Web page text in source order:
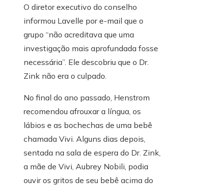
O diretor executivo do conselho
informou Lavelle por e-mail que o
grupo “não acreditava que uma
investigação mais aprofundada fosse
necessária”. Ele descobriu que o Dr.
Zink não era o culpado.
No final do ano passado, Henstrom
recomendou afrouxar a língua, os
lábios e as bochechas de uma bebê
chamada Vivi. Alguns dias depois,
sentada na sala de espera do Dr. Zink,
a mãe de Vivi, Aubrey Nobili, podia
ouvir os gritos de seu bebê acima do